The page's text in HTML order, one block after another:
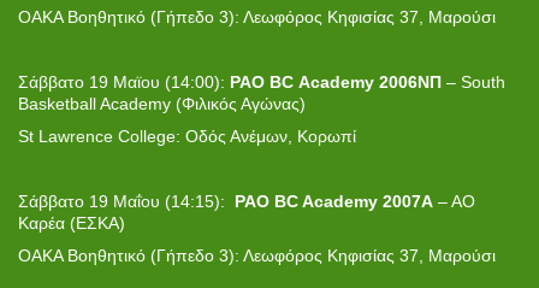
ΟΑΚΑ Βοηθητικό (Γήπεδο 3): Λεωφόρος Κηφισίας 37, Μαρούσι
Σάββατο 19 Μαϊου (14:00): PAO BC Academy 2006ΝΠ – South
Basketball Academy (Φιλικός Αγώνας)
St Lawrence College: Οδός Ανέμων, Κορωπί
Σάββατο 19 Μαΐου (14:15): PAO BC Academy 2007Α – ΑΟ
Καρέα (ΕΣΚΑ)
ΟΑΚΑ Βοηθητικό (Γήπεδο 3): Λεωφόρος Κηφισίας 37, Μαρούσι